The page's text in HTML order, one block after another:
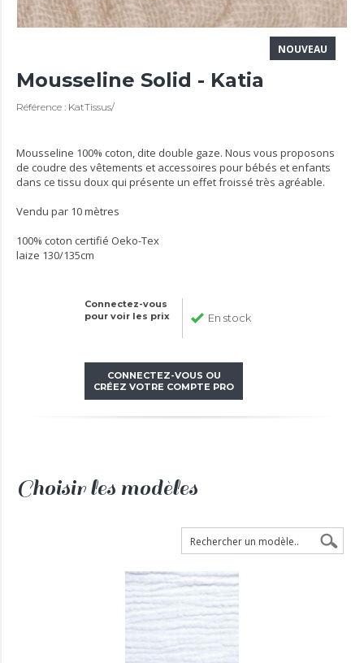
NOUVEAU
Mousseline Solid - Katia
Référence : KatTissus/
Mousseline 100% coton, dite double gaze. Nous vous proposons
de coudre des vêtements et accessoires pour bébés et enfants
dans ce tissu doux qui présente un effet froissé très agréable.
Vendu par 10 mètres
100% coton certifié Oeko-Tex
laize 130/135cm
Connectez-vous
pour voir les prix
En stock
CONNECTEZ-VOUS OU
CRÉEZ VOTRE COMPTE PRO
Choisir les modèles